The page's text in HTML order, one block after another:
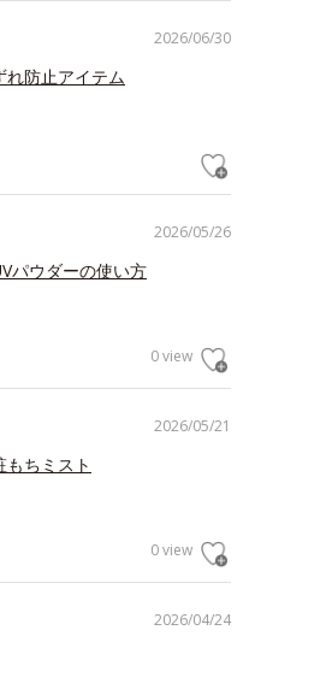
2026/06/30
れ防止アイテム
2026/05/26
パウダーの使い方
0 view
2026/05/21
ちミスト
0 view
2026/04/24